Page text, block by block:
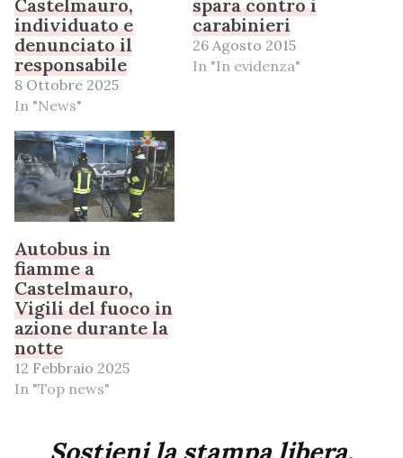
Castelmauro,
individuato e
denunciato il
responsabile
8 Ottobre 2025
In "News"
spara contro i
carabinieri
26 Agosto 2015
In "In evidenza"
Autobus in
fiamme a
Castelmauro,
Vigili del fuoco in
azione durante la
notte
12 Febbraio 2025
In "Top news"